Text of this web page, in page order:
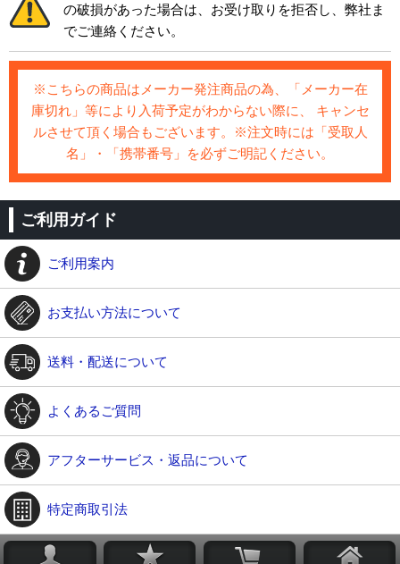
の破損があった場合は、お受け取りを拒否し、弊社ま
でご連絡ください。
※こちらの商品はメーカー発注商品の為、「メーカー在
庫切れ」等により入荷予定がわからない際に、 キャンセ
ルさせて頂く場合もございます。※注文時には「受取人
名」・「携帯番号」を必ずご明記ください。
ご利用ガイド
ご利用案内
お支払い方法について
送料・配送について
よくあるご質問
アフターサービス・返品について
特定商取引法